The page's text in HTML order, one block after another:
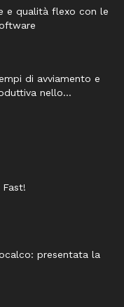
e qualità flexo con le
di avviamento e
nello...
presentata la